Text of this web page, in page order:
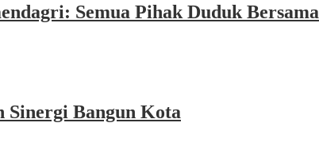
Semua Pihak Duduk Bersama
Bangun Kota